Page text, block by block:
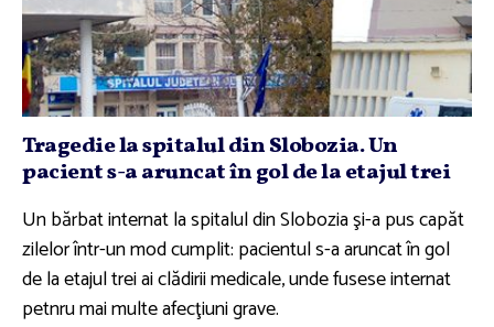
Tragedie la spitalul din Slobozia. Un
pacient s-a aruncat în gol de la etajul trei
Un bărbat internat la spitalul din Slobozia şi-a pus capăt
zilelor într-un mod cumplit: pacientul s-a aruncat în gol
de la etajul trei ai clădirii medicale, unde fusese internat
petnru mai multe afecţiuni grave.